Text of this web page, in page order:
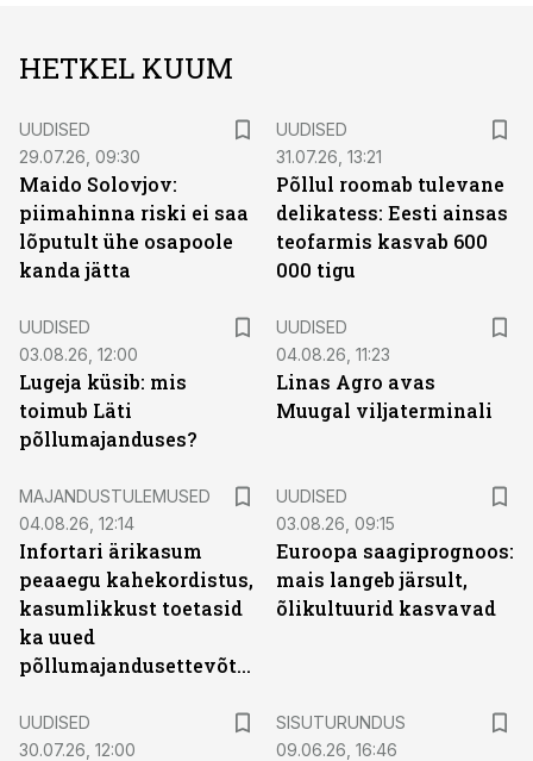
HETKEL KUUM
UUDISED
29.07.26, 09:30
Maido Solovjov:
piimahinna riski ei saa
lõputult ühe osapoole
kanda jätta
UUDISED
31.07.26, 13:21
Põllul roomab tulevane
delikatess: Eesti ainsas
teofarmis kasvab 600
000 tigu
UUDISED
03.08.26, 12:00
Lugeja küsib: mis
toimub Läti
põllumajanduses?
UUDISED
04.08.26, 11:23
Linas Agro avas
Muugal viljaterminali
MAJANDUSTULEMUSED
04.08.26, 12:14
Infortari ärikasum
peaaegu kahekordistus,
kasumlikkust toetasid
ka uued
põllumajandusettevõtted
UUDISED
03.08.26, 09:15
Euroopa saagiprognoos:
mais langeb järsult,
õlikultuurid kasvavad
UUDISED
30.07.26, 12:00
SISUTURUNDUS
09.06.26, 16:46